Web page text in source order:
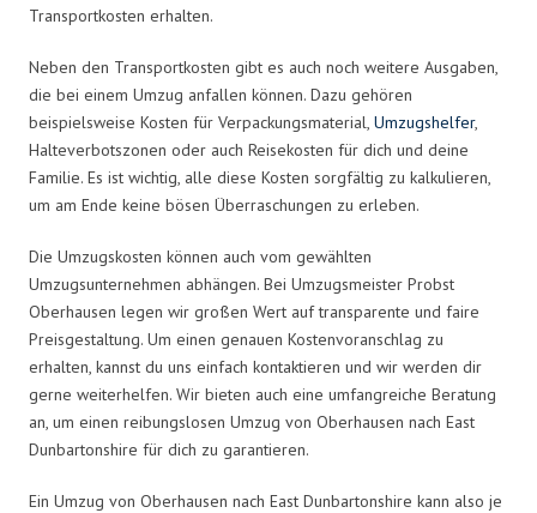
Transportkosten erhalten.
Neben den Transportkosten gibt es auch noch weitere Ausgaben,
die bei einem Umzug anfallen können. Dazu gehören
beispielsweise Kosten für Verpackungsmaterial, Umzugshelfer,
Halteverbotszonen oder auch Reisekosten für dich und deine
Familie. Es ist wichtig, alle diese Kosten sorgfältig zu kalkulieren,
um am Ende keine bösen Überraschungen zu erleben.
Die Umzugskosten können auch vom gewählten
Umzugsunternehmen abhängen. Bei Umzugsmeister Probst
Oberhausen legen wir großen Wert auf transparente und faire
Preisgestaltung. Um einen genauen Kostenvoranschlag zu
erhalten, kannst du uns einfach kontaktieren und wir werden dir
gerne weiterhelfen. Wir bieten auch eine umfangreiche Beratung
an, um einen reibungslosen Umzug von Oberhausen nach East
Dunbartonshire für dich zu garantieren.
Ein Umzug von Oberhausen nach East Dunbartonshire kann also je